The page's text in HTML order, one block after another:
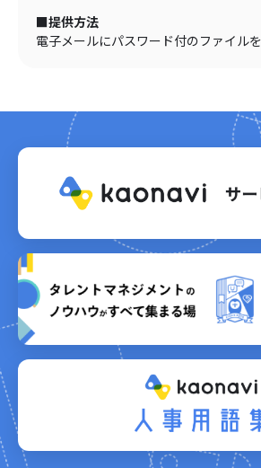
■提供方法
電子メールにパスワード付のファイル